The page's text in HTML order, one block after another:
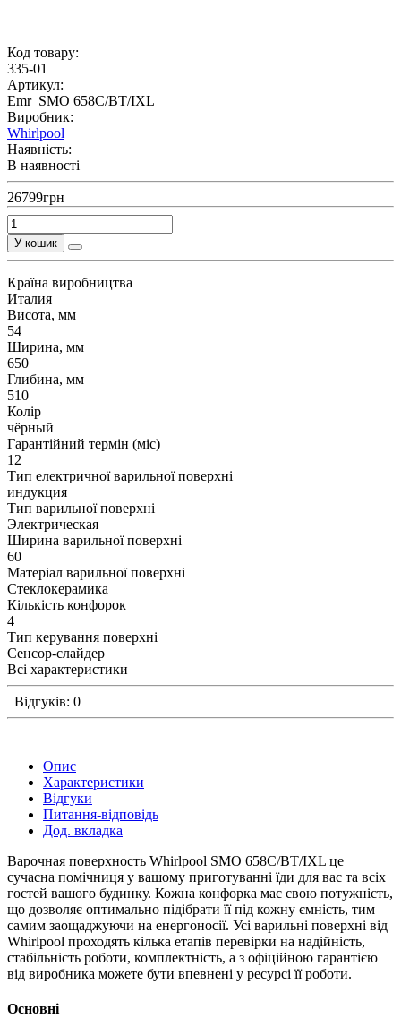
Код товару:
335-01
Артикул:
Emr_SMO 658C/BT/IXL
Виробник:
Whirlpool
Наявність:
В наявності
26799грн
У кошик
Країна виробництва
Италия
Висота, мм
54
Ширина, мм
650
Глибина, мм
510
Колір
чёрный
Гарантійний термін (міс)
12
Тип електричної варильної поверхні
индукция
Тип варильної поверхні
Электрическая
Ширина варильної поверхні
60
Матеріал варильної поверхні
Стеклокерамика
Кількість конфорок
4
Тип керування поверхні
Сенсор-слайдер
Всі характеристики
Відгуків: 0
Опис
Характеристики
Відгуки
Питання-відповідь
Дод. вкладка
Варочная поверхность Whirlpool SMO 658C/BT/IXL це
сучасна помічниця у вашому приготуванні їди для вас та всіх
гостей вашого будинку. Кожна конфорка має свою потужність,
що дозволяє оптимально підібрати її під кожну ємність, тим
самим заощаджуючи на енергоносії. Усі варильні поверхні від
Whirlpool проходять кілька етапів перевірки на надійність,
стабільність роботи, комплектність, а з офіційною гарантією
від виробника можете бути впевнені у ресурсі її роботи.
Основні